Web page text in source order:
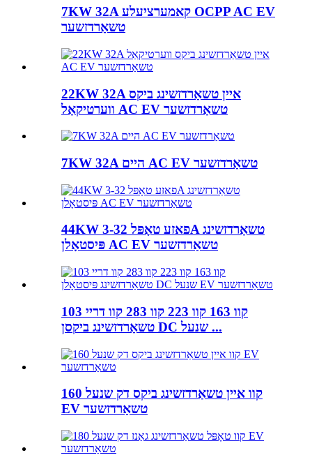
7KW 32A קאמערציעלע OCPP AC EV
טשאַרדזשער
22KW 32A איין טשאַרדזשינג ביקס
ווערטיקאַל AC EV טשאַרדזשער
7KW 32A היים AC EV טשאַרדזשער
44KW 3-פאזע טאָפּל 32A טשאַרדזשינג
פּיסטאָלן AC EV טשאַרדזשער
103 קוו 163 קוו 223 קוו 283 קוו דריי
טשאַרדזשינג ביקסן DC שנעל ...
160 קוו איין טשאַרדזשינג ביקס דק שנעל
EV טשאַרדזשער